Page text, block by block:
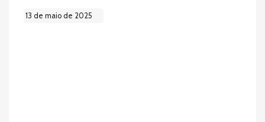
13 de maio de 2025